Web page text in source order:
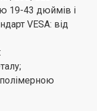
19-43 дюймів і
VESA: від